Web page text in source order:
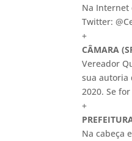
Na Internet
Twitter:
+
CÂMARA
Vereador
sua autoria
2020. Se
+
Na cabeça